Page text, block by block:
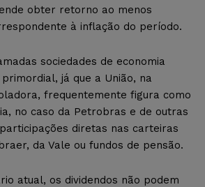
obter retorno ao menos
à inflação do período.
sociedades de economia
já que a União, na
frequentemente figura como
no caso da Petrobras e de outras
diretas nas carteiras
da Vale ou fundos de pensão.
atual, os dividendos não podem